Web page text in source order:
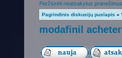
Peržiūrėti neatsakytus pranešimus
Pagrindinis diskusijų puslapis »
modafinil